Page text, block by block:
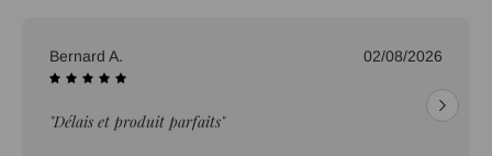
Bernard A. 02/08/2026
"Délais et produit parfaits"